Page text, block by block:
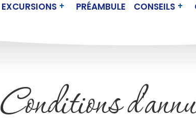
EXCURSIONS PRÉAMBULE CONSEILS
Conditions